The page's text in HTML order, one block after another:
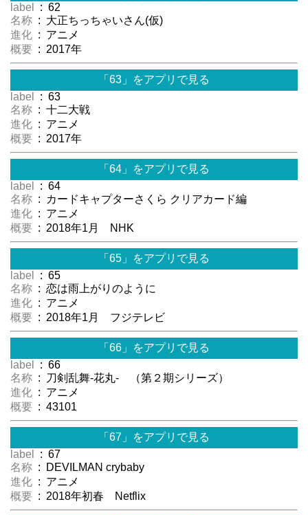
label
: 62
名称 : 大正ちっちゃいさん(仮)
進化 : アニメ
概要 : 2017年
「63」をアプリで見る
label
: 63
名称 : 十二大戦
進化 : アニメ
概要 : 2017年
「64」をアプリで見る
label
: 64
名称 : カードキャプターさくら クリアカード編
進化 : アニメ
概要 : 2018年1月 NHK
「65」をアプリで見る
label
: 65
名称 : 恋は雨上がりのように
進化 : アニメ
概要 : 2018年1月 フジテレビ
「66」をアプリで見る
label
: 66
名称 : 刀剣乱舞-花丸- （第２期シリーズ）
進化 : アニメ
概要 : 43101
「67」をアプリで見る
label
: 67
名称 : DEVILMAN crybaby
進化 : アニメ
概要 : 2018年初春 Netflix